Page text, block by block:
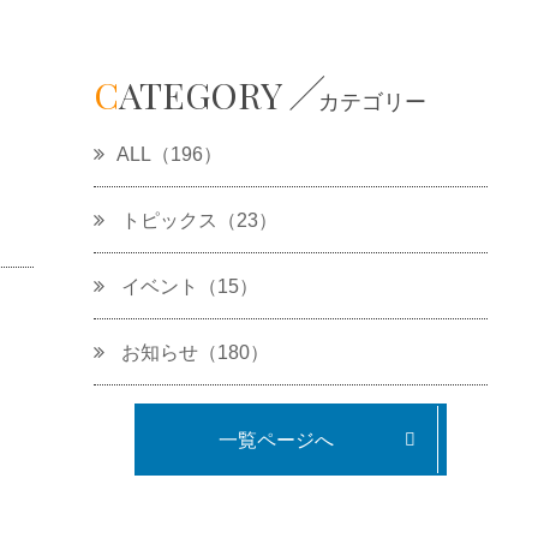
CATEGORY カテゴリー
ALL（196）
トピックス（23）
イベント（15）
お知らせ（180）
一覧ページへ